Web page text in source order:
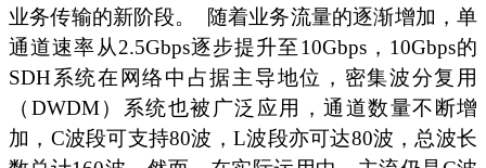
业务传输的新阶段。
随着业务流量的逐渐增加，单
通道速率从2.5Gbps逐步提升至10Gbps，10Gbps的
SDH系统在网络中占据主导地位，密集波分复用
（DWDM）系统也被广泛应用，通道数量不断增
加，C波段可支持80波，L波段亦可达80波，总波长